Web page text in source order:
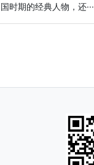
国时期的经典人物，还···